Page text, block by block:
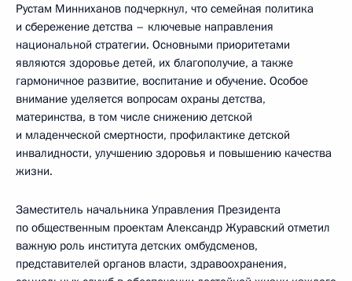
Рустам Минниханов подчеркнул, что семейная политика
и сбережение детства – ключевые направления
национальной стратегии. Основными приоритетами
являются здоровье детей, их благополучие, а также
гармоничное развитие, воспитание и обучение. Особое
внимание уделяется вопросам охраны детства,
материнства, в том числе снижению детской
и младенческой смертности, профилактике детской
инвалидности, улучшению здоровья и повышению качества
жизни.
Заместитель начальника Управления Президента
по общественным проектам Александр Журавский отметил
важную роль института детских омбудсменов,
представителей органов власти, здравоохранения,